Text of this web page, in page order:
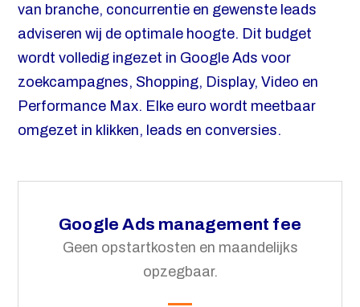
van branche, concurrentie en gewenste leads
adviseren wij de optimale hoogte. Dit budget
wordt volledig ingezet in Google Ads voor
zoekcampagnes, Shopping, Display, Video en
Performance Max. Elke euro wordt meetbaar
omgezet in klikken, leads en conversies.
Google Ads management fee
Geen opstartkosten en maandelijks
opzegbaar.